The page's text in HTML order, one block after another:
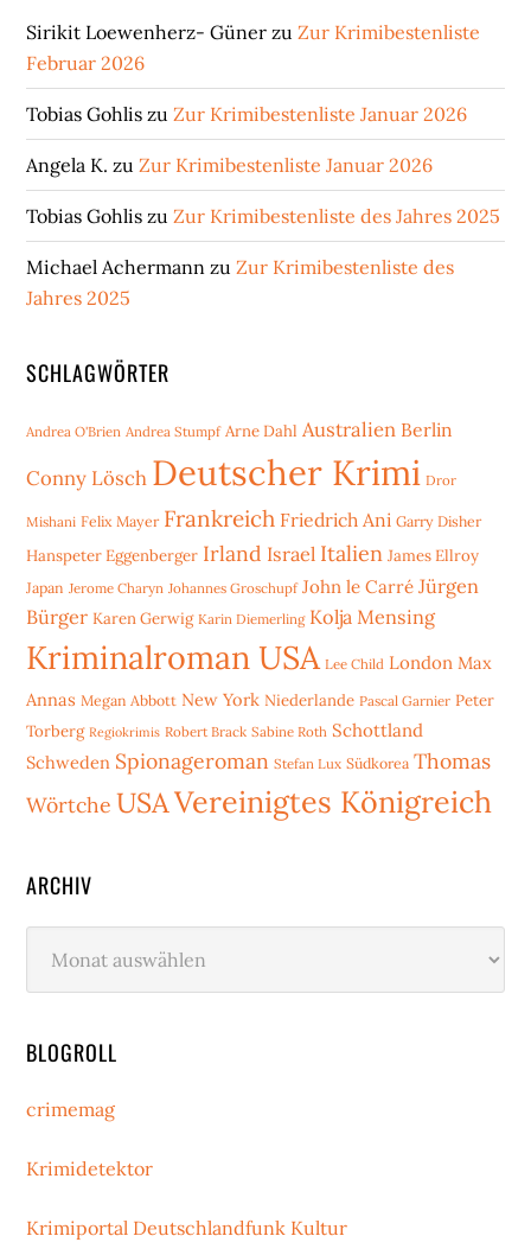
Sirikit Loewenherz- Güner zuZur Krimibestenliste
Februar 2026
Tobias Gohlis zuZur Krimibestenliste Januar 2026
Angela K. zuZur Krimibestenliste Januar 2026
Tobias Gohlis zuZur Krimibestenliste des Jahres 2025
Michael Achermann zuZur Krimibestenliste des
Jahres 2025
SCHLAGWÖRTER
Andrea O'Brien Andrea Stumpf Arne Dahl Australien Berlin
Conny Lösch Deutscher Krimi Dror
Mishani Felix Mayer Frankreich Friedrich Ani Garry Disher
Hanspeter Eggenberger Irland Israel Italien James Ellroy
Japan Jerome Charyn Johannes Groschupf John le Carré Jürgen
Bürger Karen Gerwig Karin Diemerling Kolja Mensing
Kriminalroman USA Lee Child London Max
Annas Megan Abbott New York Niederlande Pascal Garnier Peter
Torberg Regiokrimis Robert Brack Sabine Roth Schottland
Schweden Spionageroman Stefan Lux Südkorea Thomas
Wörtche USAVereinigtes Königreich
ARCHIV
BLOGROLL
crimemag
Krimidetektor
Krimiportal Deutschlandfunk Kultur